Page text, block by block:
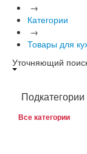
→
Категории
→
Товары для
Уточняющий
Подкатегории
Все категории